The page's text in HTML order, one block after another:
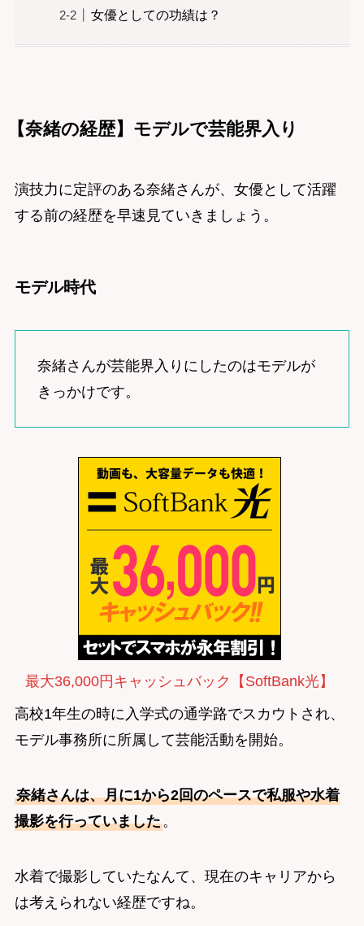
女優としての功績は？
【奈緒の経歴】モデルで芸能界入り
演技力に定評のある奈緒さんが、女優として活躍
する前の経歴を早速見ていきましょう。
モデル時代
奈緒さんが芸能界入りにしたのはモデルが
きっかけです。
最大36,000円キャッシュバック【SoftBank光】
高校1年生の時に入学式の通学路でスカウトされ、
モデル事務所に所属して芸能活動を開始。
奈緒さんは、月に1から2回のペースで私服や水着
撮影を行っていました。
水着で撮影していたなんて、現在のキャリアから
は考えられない経歴ですね。